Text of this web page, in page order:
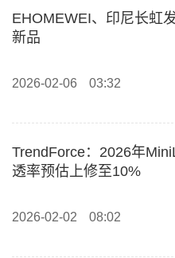
EHOMEWEI、印尼长虹
新品
2026-02-06 03:32
TrendForce：2026年
透率预估上修至10%
2026-02-02 08:02